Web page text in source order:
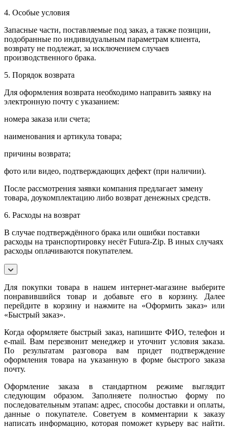
4. Особые условия
Запасные части, поставляемые под заказ, а также позиции,
подобранные по индивидуальным параметрам клиента,
возврату не подлежат, за исключением случаев
производственного брака.
5. Порядок возврата
Для оформления возврата необходимо направить заявку на
электронную почту с указанием:
номера заказа или счета;
наименования и артикула товара;
причины возврата;
фото или видео, подтверждающих дефект (при наличии).
После рассмотрения заявки компания предлагает замену
товара, доукомплектацию либо возврат денежных средств.
6. Расходы на возврат
В случае подтверждённого брака или ошибки поставки
расходы на транспортировку несёт Futura-Zip. В иных случаях
расходы оплачиваются покупателем.
Для покупки товара в нашем интернет-магазине выберите
понравившийся товар и добавьте его в корзину. Далее
перейдите в корзину и нажмите на «Оформить заказ» или
«Быстрый заказ».
Когда оформляете быстрый заказ, напишите ФИО, телефон и
e-mail. Вам перезвонит менеджер и уточнит условия заказа.
По результатам разговора вам придет подтверждение
оформления товара на указанную в форме быстрого заказа
почту.
Оформление заказа в стандартном режиме выглядит
следующим образом. Заполняете полностью форму по
последовательным этапам: адрес, способы доставки и оплаты,
данные о покупателе. Советуем в комментарии к заказу
написать информацию, которая поможет курьеру вас найти.